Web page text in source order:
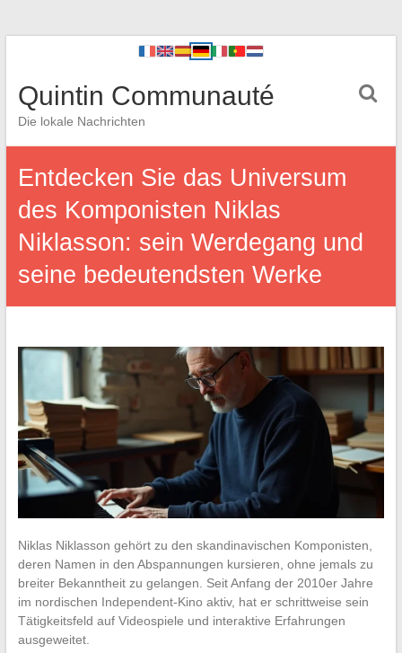
Quintin Communauté
Die lokale Nachrichten
Entdecken Sie das Universum
des Komponisten Niklas
Niklasson: sein Werdegang und
seine bedeutendsten Werke
Niklas Niklasson gehört zu den skandinavischen Komponisten,
deren Namen in den Abspannungen kursieren, ohne jemals zu
breiter Bekanntheit zu gelangen. Seit Anfang der 2010er Jahre
im nordischen Independent-Kino aktiv, hat er schrittweise sein
Tätigkeitsfeld auf Videospiele und interaktive Erfahrungen
ausgeweitet.